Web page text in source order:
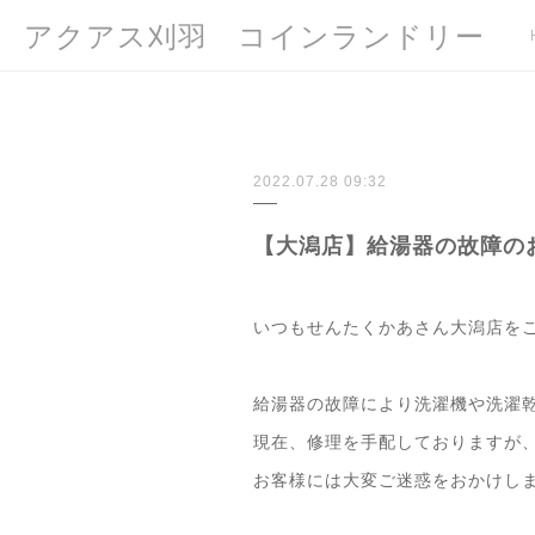
アクアス刈羽 コインランドリー
2022.07.28 09:32
【大潟店】給湯器の故障
いつもせんたくかあさん大潟店を
給湯器の故障により洗濯機や洗濯
現在、修理を手配しておりますが
お客様には大変ご迷惑をおかけし